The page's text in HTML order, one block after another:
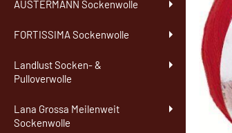
AUSTERMANN Sockenwolle
FORTISSIMA Sockenwolle
Landlust Socken- &
Pulloverwolle
Lana Grossa Meilenweit
Sockenwolle